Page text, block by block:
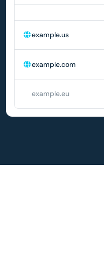
example.us
example.com
example.eu